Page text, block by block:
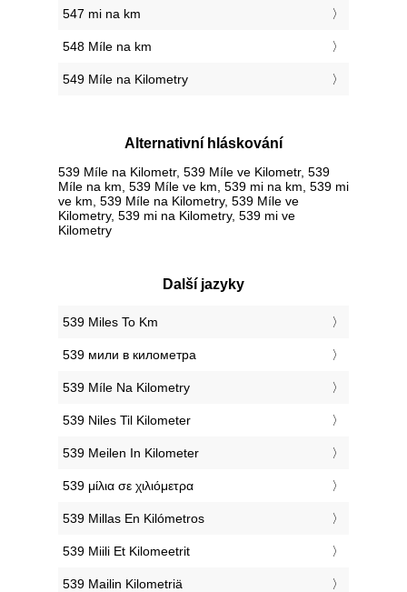
547 mi na km
548 Míle na km
549 Míle na Kilometry
Alternativní hláskování
539 Míle na Kilometr, 539 Míle ve Kilometr, 539
Míle na km, 539 Míle ve km, 539 mi na km, 539 mi
ve km, 539 Míle na Kilometry, 539 Míle ve
Kilometry, 539 mi na Kilometry, 539 mi ve
Kilometry
Další jazyky
‎539 Miles To Km
‎539 мили в километра
‎539 Míle Na Kilometry
‎539 Niles Til Kilometer
‎539 Meilen In Kilometer
‎539 μίλια σε χιλιόμετρα
‎539 Millas En Kilómetros
‎539 Miili Et Kilomeetrit
‎539 Mailin Kilometriä